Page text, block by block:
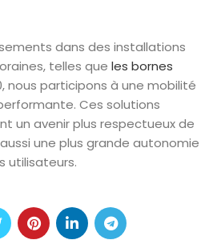
dans des installations
telles que les bornes
nous participons à une mobilité
Ces solutions
un avenir plus respectueux de
une plus grande autonomie
utilisateurs.